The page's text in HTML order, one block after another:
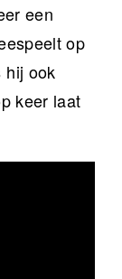
een
op
hij ook
keer laat